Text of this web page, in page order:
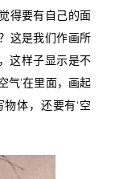
得要有自己的面
这是我们作画所
这样子显示是不
气’在里面，画起
体，还要有‘空